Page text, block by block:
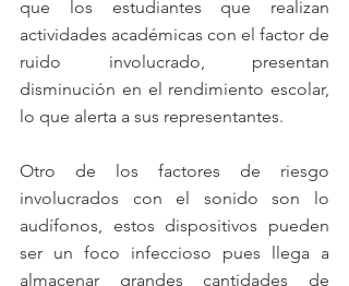
que los estudiantes que realizan
actividades académicas con el factor de
ruido involucrado, presentan
disminución en el rendimiento escolar,
lo que alerta a sus representantes.
Otro de los factores de riesgo
involucrados con el sonido son lo
audífonos, estos dispositivos pueden
ser un foco infeccioso pues llega a
almacenar grandes cantidades de